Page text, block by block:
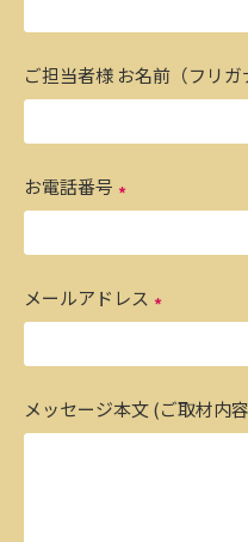
ご担当者様 お名前（フリガ
お電話番号
メールアドレス
メッセージ本文 (ご取材内